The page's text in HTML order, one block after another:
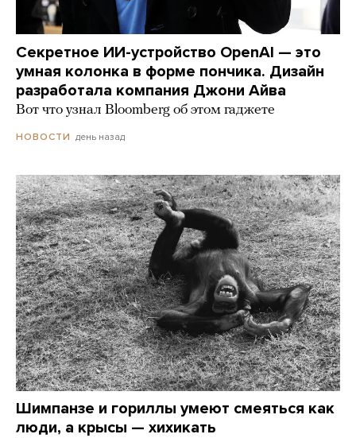
Секретное ИИ-устройство OpenAI — это
умная колонка в форме пончика. Дизайн
разработала компания Джони Айва
Вот что узнал Bloomberg об этом гаджете
НОВОСТИ день назад
Шимпанзе и гориллы умеют смеяться как
люди, а крысы — хихикать